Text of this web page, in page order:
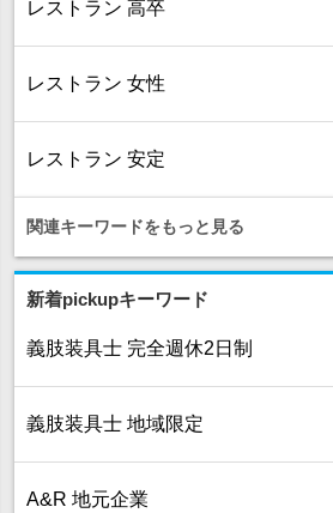
レストラン 高卒
レストラン 女性
レストラン 安定
関連キーワードをもっと見る
新着pickupキーワード
義肢装具士 完全週休2日制
義肢装具士 地域限定
A&R 地元企業